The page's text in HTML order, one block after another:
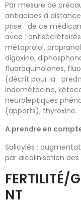
Par mesure de
antiacides à
prise de ce
avec :
métoprolol,
digoxine,
fluoroquinolones,
(décrit pour la
indométacine,
neuroleptiques
(apports), thyroxine.
A prendre en
Salicylés :
par alcalinisation des
FERTILITÉ/
NT